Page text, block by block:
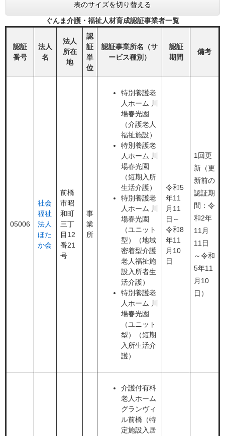
表のサイズを切り替える
ぐんま介護・福祉人材育成認証事業者一覧
認証
番号
法人
名
法人
所在
地
認
証
単
位
認証事業所名（サ
ービス種別）
認証
期間
備考
05006
社会
福祉
法人
ほた
か会
前橋
市昭
和町
三丁
目12
番21
号
事
業
所
特別養護老
人ホーム 川
場春光園
（介護老人
福祉施設）
特別養護老
人ホーム 川
場春光園
（短期入所
生活介護）
特別養護老
人ホーム 川
場春光園
（ユニット
型）（地域
密着型介護
老人福祉施
設入所者生
活介護）
特別養護老
人ホーム 川
場春光園
（ユニット
型）（短期
入所生活介
護）
令和5
年11
月11
日～
令和8
年11
月10
日
1回更
新（更
新前の
認証期
間：令
和2年
11月
11日
～令和
5年11
月10
日）
介護付有料
老人ホーム
グランヴィ
ル前橋（特
定施設入居